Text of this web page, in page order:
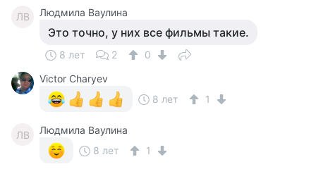
ЛВ Людмила Ваулина
Это точно, у них все фильмы такие.
8 лет 2
0
Victor Charyev
8 лет
1
ЛВ
Людмила Ваулина
8 лет
1